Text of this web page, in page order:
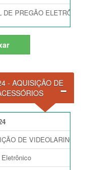
DE PREGÃO ELETRÔNICO
- AQUISIÇÃO DE
DE
Eletrônico